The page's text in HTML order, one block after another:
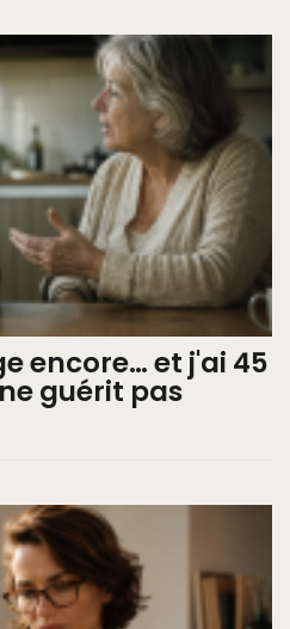
encore… et j'ai 45
guérit pas